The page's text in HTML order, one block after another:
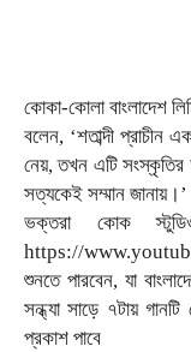
কোকা-কোলা বাংলাদেশ
বলেন, ‘শতাব্দী প্রাচীন
নেয়, তখন এটি সংস্কৃতির
সত্যকেই সম্মান জানায়।’
ভক্তরা কোক স্টুডিও
https://
শুনতে পারবেন, যা
সন্ধ্যা সাড়ে ৭টায়
প্রকাশ পাবে